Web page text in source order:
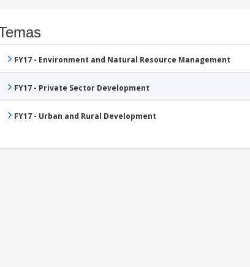
FY17 - Environment and Natural Resource Management
FY17 - Private Sector Development
FY17 - Urban and Rural Development